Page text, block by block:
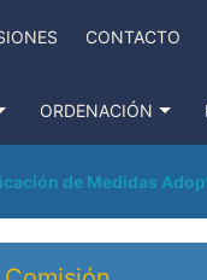
CONTACTO
ORDENACIÓN
de Medidas